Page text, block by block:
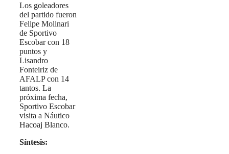
Los goleadores
del partido fueron
Felipe Molinari
de Sportivo
Escobar con 18
puntos y
Lisandro
Fonteiriz de
AFALP con 14
tantos. La
próxima fecha,
Sportivo Escobar
visita a Náutico
Hacoaj Blanco.
Síntesis: